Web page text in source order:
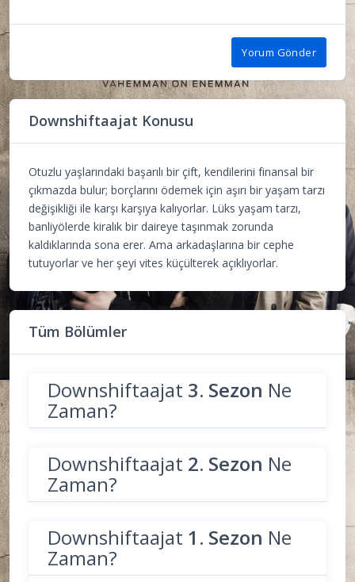
Yorum Gönder
Downshiftaajat Konusu
Otuzlu yaşlarındaki başarılı bir çift, kendilerini finansal bir
çıkmazda bulur; borçlarını ödemek için aşırı bir yaşam tarzı
değişikliği ile karşı karşıya kalıyorlar. Lüks yaşam tarzı,
banliyölerde kiralık bir daireye taşınmak zorunda
kaldıklarında sona erer. Ama arkadaşlarına bir cephe
tutuyorlar ve her şeyi vites küçülterek açıklıyorlar.
Tüm Bölümler
Downshiftaajat 3. Sezon Ne
Zaman?
Downshiftaajat 2. Sezon Ne
Zaman?
Downshiftaajat 1. Sezon Ne
Zaman?